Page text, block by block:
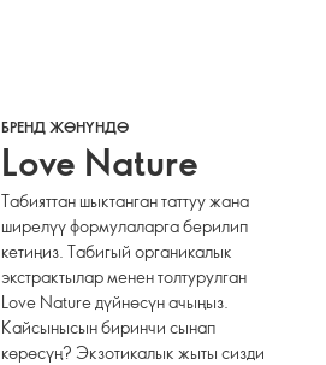
БРЕНД ЖӨНҮНДӨ
Love Nature
Табияттан шыктанган таттуу жана
ширелүү формулаларга берилип
кетиңиз. Табигый органикалык
экстрактылар менен толтурулган
Love Nature дүйнөсүн ачыңыз.
Кайсынысын биринчи сынап
көрөсүң? Экзотикалык жыты сизди